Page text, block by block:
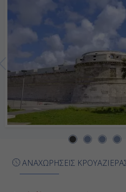
ΑΝΑΧΩΡΗΣΕΙΣ